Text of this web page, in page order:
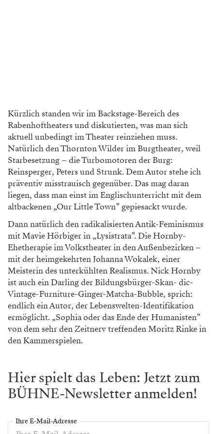
Kürzlich standen wir im Backstage-Bereich des
Rabenhoftheaters und diskutierten, was man sich
aktuellunbedingt im Theater reinziehen muss.
Natürlich denThornton Wilder im Burgtheater, weil
Starbesetzung – die Turbomotoren der Burg:
Reinsperger, Peters und Strunk.Dem Autor stehe ich
präventiv misstrauisch gegenüber. Dasmag daran
liegen, dass man einst im Englischunterricht mitdem
altbackenen „Our Little Town” gepiesackt wurde.
Dann natürlich den radikalisierten Antik-Feminismus
mitMavie Hörbiger in „Lysistrata”. Die Hornby-
Ehetherapie imVolkstheater in den Außenbezirken –
mit der heimgekehrten Johanna Wokalek, einer
Meisterin des unterkühlten Realismus.Nick Hornby
ist auch ein Darling der Bildungsbürger-Skan- dic-
Vintage-Furniture-Ginger-Matcha-Bubble, sprich:
endlich ein Autor, der Lebenswelten-Identifikation
ermöglicht. „Sophia oder das Ende der Humanisten”
von dem sehr denZeitnerv treffenden Moritz Rinke in
den Kammerspielen.
Hier spielt das Leben: Jetzt zum
BÜHNE-Newsletter anmelden!
Ihre E-Mail-Adresse